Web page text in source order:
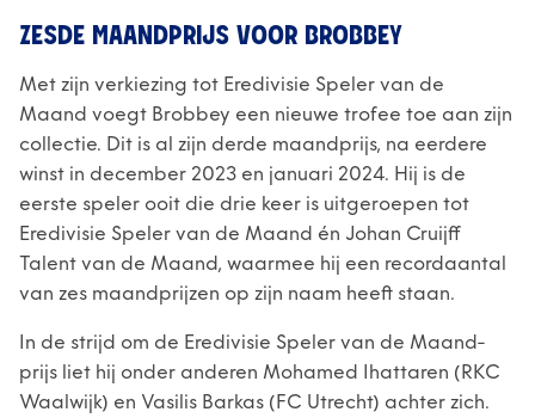
ZESDE MAANDPRIJS VOOR BROBBEY
Met zijn verkiezing tot Eredivisie Speler van de
Maand voegt Brobbey een nieuwe trofee toe aan zijn
collectie. Dit is al zijn derde maandprijs, na eerdere
winst in december 2023 en januari 2024. Hij is de
eerste speler ooit die drie keer is uitgeroepen tot
Eredivisie Speler van de Maand én Johan Cruijff
Talent van de Maand, waarmee hij een recordaantal
van zes maandprijzen op zijn naam heeft staan.
In de strijd om de Eredivisie Speler van de Maand-
prijs liet hij onder anderen Mohamed Ihattaren (RKC
Waalwijk) en Vasilis Barkas (FC Utrecht) achter zich.